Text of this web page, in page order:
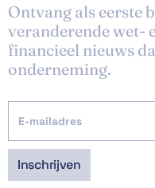
Ontvang als eerste
veranderende wet-
financieel nieuws
onderneming.